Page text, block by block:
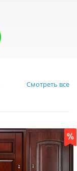
Смотреть все